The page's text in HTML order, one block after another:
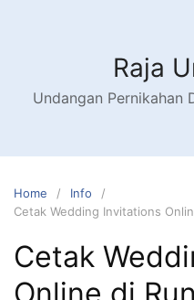
Raja
Undangan Pernikahan
Home
Info
Cetak Wedding Invitations
Cetak